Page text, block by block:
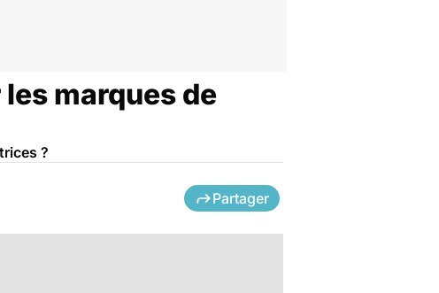
marques de
?
Partager